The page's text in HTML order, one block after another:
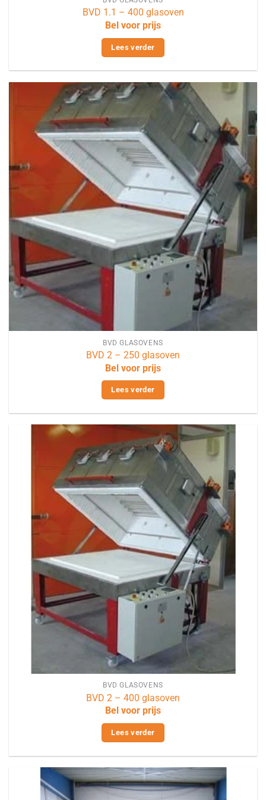
BVD 1.1 – 400 glasoven
Bel voor prijs
Lees verder
BVD GLASOVENS
BVD 2 – 250 glasoven
Bel voor prijs
Lees verder
BVD GLASOVENS
BVD 2 – 400 glasoven
Bel voor prijs
Lees verder